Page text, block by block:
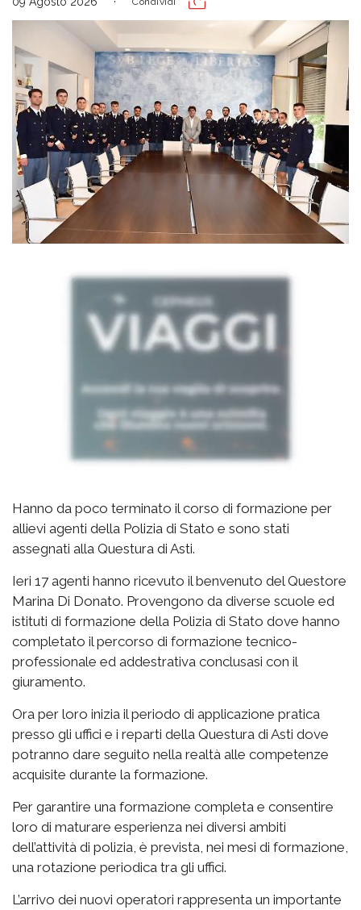
Hanno da poco terminato il corso di formazione per
allievi agenti della Polizia di Stato e sono stati
assegnati alla Questura di Asti.
Ieri 17 agenti hanno ricevuto il benvenuto del Questore
Marina Di Donato. Provengono da diverse scuole ed
istituti di formazione della Polizia di Stato dove hanno
completato il percorso di formazione tecnico-
professionale ed addestrativa conclusasi con il
giuramento.
Ora per loro inizia il periodo di applicazione pratica
presso gli uffici e i reparti della Questura di Asti dove
potranno dare seguito nella realtà alle competenze
acquisite durante la formazione.
Per garantire una formazione completa e consentire
loro di maturare esperienza nei diversi ambiti
dell’attività di polizia, è prevista, nei mesi di formazione,
una rotazione periodica tra gli uffici.
L’arrivo dei nuovi operatori rappresenta un importante